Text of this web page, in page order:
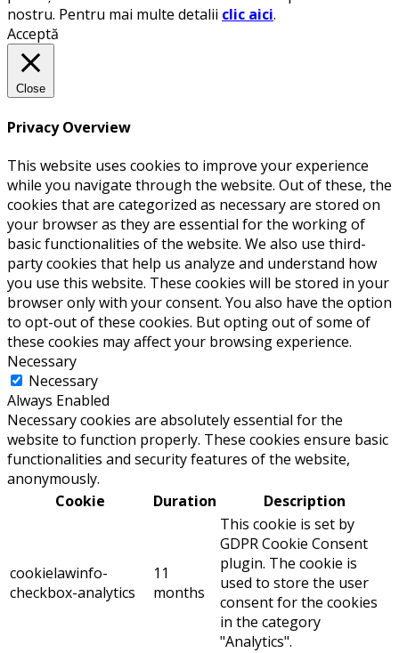
nostru. Pentru mai multe detalii clic aici.
Acceptă
Close
Privacy Overview
This website uses cookies to improve your experience
while you navigate through the website. Out of these, the
cookies that are categorized as necessary are stored on
your browser as they are essential for the working of
basic functionalities of the website. We also use third-
party cookies that help us analyze and understand how
you use this website. These cookies will be stored in your
browser only with your consent. You also have the option
to opt-out of these cookies. But opting out of some of
these cookies may affect your browsing experience.
Necessary
Necessary
Always Enabled
Necessary cookies are absolutely essential for the
website to function properly. These cookies ensure basic
functionalities and security features of the website,
anonymously.
Cookie
Duration Description
cookielawinfo-
checkbox-analytics
11
months
This cookie is set by
GDPR Cookie Consent
plugin. The cookie is
used to store the user
consent for the cookies
in the category
"Analytics".